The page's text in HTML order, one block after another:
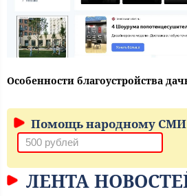
Особенности благоустройства
Помощь народному СМИ
ЛЕНТА